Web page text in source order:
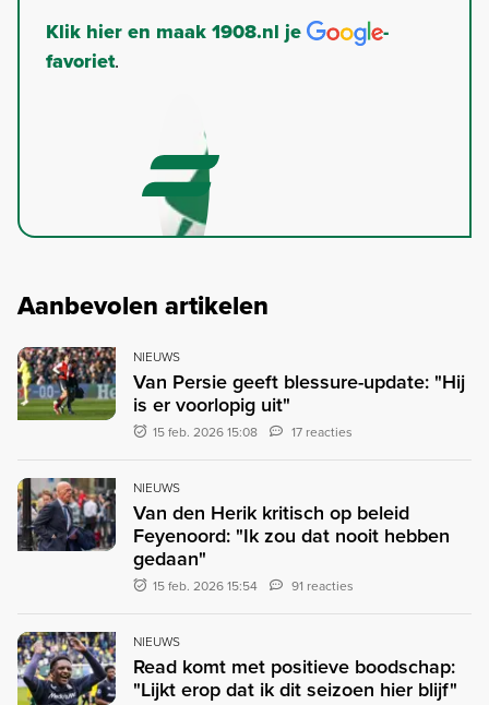
Klik hier en maak 1908.nl je
-
favoriet.
Aanbevolen artikelen
NIEUWS
Van Persie geeft blessure-update: "Hij
is er voorlopig uit"
15 feb. 2026 15:08 17 reacties
NIEUWS
Van den Herik kritisch op beleid
Feyenoord: "Ik zou dat nooit hebben
gedaan"
15 feb. 2026 15:54 91 reacties
NIEUWS
Read komt met positieve boodschap:
"Lijkt erop dat ik dit seizoen hier blijf"